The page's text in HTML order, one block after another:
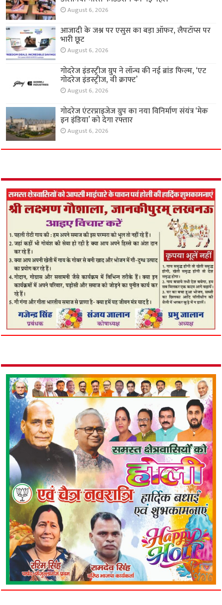
August 6, 2026
आजादी के जश्न पर एसुस का बड़ा ऑफर, लैपटॉप्स पर
भारी छूट
August 6, 2026
गोदरेज इंडस्ट्रीज ग्रुप ने लॉन्च की नई ब्रांड फिल्म, ‘एट
गोदरेज इंडस्ट्रीज, वी क्राफ्ट’
August 6, 2026
गोदरेज एंटरप्राइजेज ग्रुप का नया विनिर्माण संयंत्र ‘मेक
इन इंडिया’ को देगा रफ्तार
August 6, 2026